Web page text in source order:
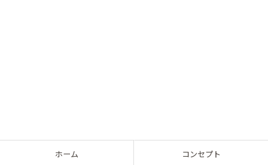
ホーム コンセプト